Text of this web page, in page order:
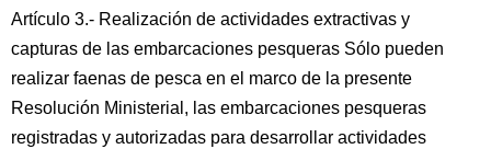
Artículo 3.- Realización de actividades extractivas y
capturas de las embarcaciones pesqueras Sólo pueden
realizar faenas de pesca en el marco de la presente
Resolución Ministerial, las embarcaciones pesqueras
registradas y autorizadas para desarrollar actividades